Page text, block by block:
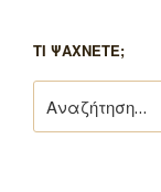
ΤΙ ΨΑΧΝΕΤΕ;
για: